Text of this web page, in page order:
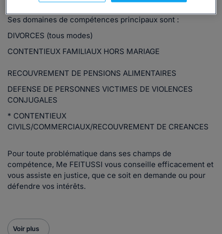
Ses domaines de compétences principaux sont :
DIVORCES (tous modes)
CONTENTIEUX FAMILIAUX HORS MARIAGE
RECOUVREMENT DE PENSIONS ALIMENTAIRES
DEFENSE DE PERSONNES VICTIMES DE VIOLENCES
CONJUGALES
* CONTENTIEUX
CIVILS/COMMERCIAUX/RECOUVREMENT DE CREANCES
Pour toute problématique dans ses champs de
compétence, Me FEITUSSI vous conseille efficacement et
vous assiste en justice, que ce soit en demande ou pour
défendre vos intérêts.
Voir plus